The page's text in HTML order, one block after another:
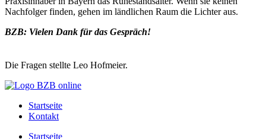
Nachfolger finden, gehen im ländlichen Raum die Lichter aus.
BZB: Vielen Dank für das Gespräch!
Die Fragen stellte Leo Hofmeier.
Startseite
Kontakt
Startseite